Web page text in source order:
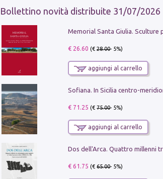
Bollettino novità distribuite 31/07/2026
€ 26.60 (€28.00- 5%)
aggiungi al carrello
€ 71.25 (€75.00- 5%)
aggiungi al carrello
€ 61.75 (€65.00- 5%)